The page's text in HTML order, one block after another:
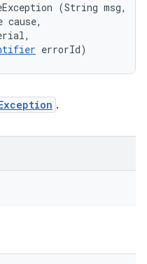
(String msg,
cause,
errorId)
.